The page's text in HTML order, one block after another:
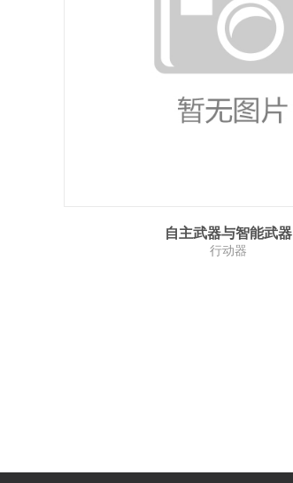
自主武器与智能武器
行动器